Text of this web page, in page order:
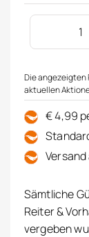
Die angezeigten
aktuellen
€ 4,99
Sämtliche
Reiter &
vergeben